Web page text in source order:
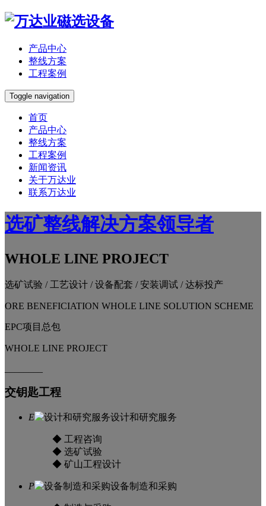
产品中心
整线方案
工程案例
Toggle navigation
首页
产品中心
整线方案
工程案例
新闻资讯
关于万达业
联系万达业
选矿整线解决方案领导者
WHOLE LINE PROJECT
选矿试验 / 工艺设计 /设备配套 /安装调试 /达标投产
ORE BENEFICIATION WHOLE LINE SOLUTION SCHEME
EPC项目总包
WHOLE LINE PROJECT
交钥匙工程
E 设计和研究服务
◆ 工程咨询
◆ 选矿试验
◆ 矿山工程设计
P 设备制造和采购